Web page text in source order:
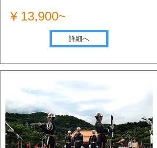
¥ 13,900~
詳細へ